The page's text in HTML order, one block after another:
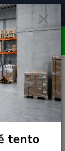
⭐ 4.7/5 (50 recenzí)
PÁTEK
Menu
Hledat
0 ks
za 0,00 Kč
tento